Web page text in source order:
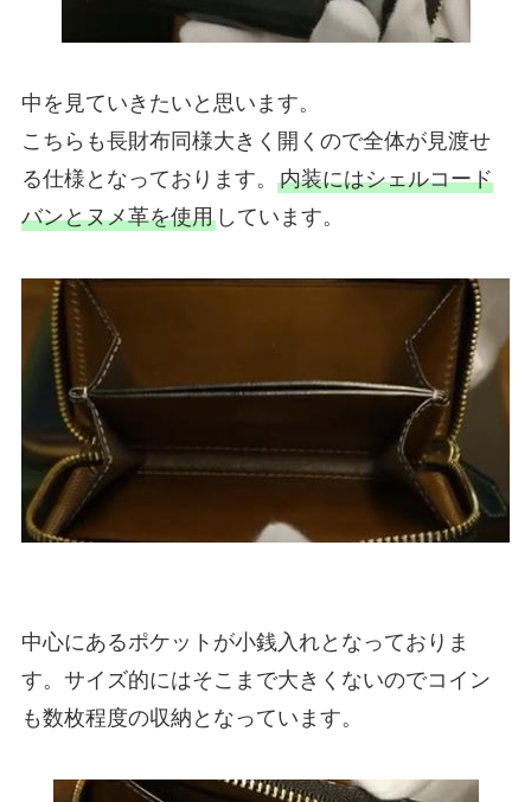
中を見ていきたいと思います。
こちらも長財布同様大きく開くので全体が見渡せ
る仕様となっております。 内装にはシェルコード
バンとヌメ革を使用しています。
中心にあるポケットが小銭入れとなっておりま
す。サイズ的にはそこまで大きくないのでコイン
も数枚程度の収納となっています。